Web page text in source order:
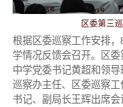
区委第三
根据区委巡察工作安排
学情况反馈会召开。区
中学党委书记黄超和领
巡察办主任、区委巡察
书记、副局长王辉出席